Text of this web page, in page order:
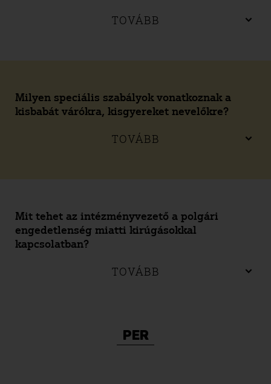
TOVÁBB
Milyen speciális szabályok vonatkoznak a
kisbabát várókra, kisgyereket nevelőkre?
TOVÁBB
Mit tehet az intézményvezető a polgári
engedetlenség miatti kirúgásokkal
kapcsolatban?
TOVÁBB
PER